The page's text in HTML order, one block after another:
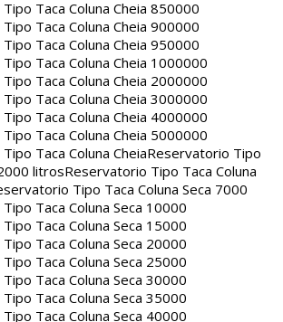
Taca Coluna Cheia 850000
Taca Coluna Cheia 900000
Taca Coluna Cheia 950000
Taca Coluna Cheia 1000000
Taca Coluna Cheia 2000000
Taca Coluna Cheia 3000000
Taca Coluna Cheia 4000000
Taca Coluna Cheia 5000000
Taca Coluna CheiaReservatorio Tipo
litrosReservatorio Tipo Taca Coluna
Tipo Taca Coluna Seca 7000
Taca Coluna Seca 10000
Taca Coluna Seca 15000
Taca Coluna Seca 20000
Taca Coluna Seca 25000
Taca Coluna Seca 30000
Taca Coluna Seca 35000
Taca Coluna Seca 40000